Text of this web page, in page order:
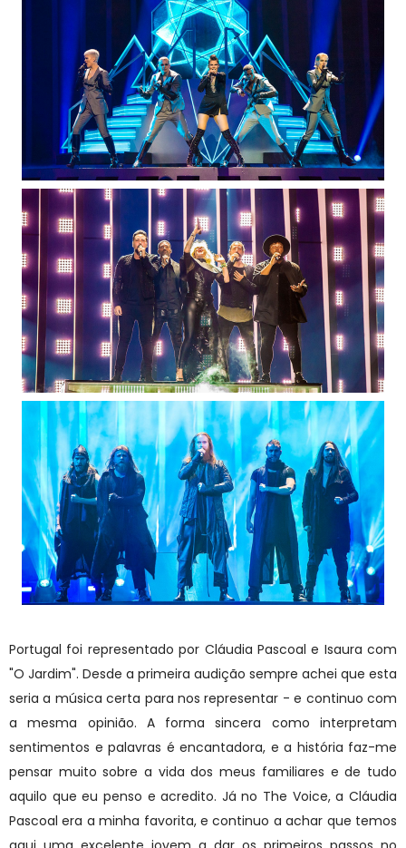
Portugal foi representado por Cláudia Pascoal e Isaura com
"O Jardim". Desde a primeira audição sempre achei que esta
seria a música certa para nos representar - e continuo com
a mesma opinião. A forma sincera como interpretam
sentimentos e palavras é encantadora, e a história faz-me
pensar muito sobre a vida dos meus familiares e de tudo
aquilo que eu penso e acredito. Já no The Voice, a Cláudia
Pascoal era a minha favorita, e continuo a achar que temos